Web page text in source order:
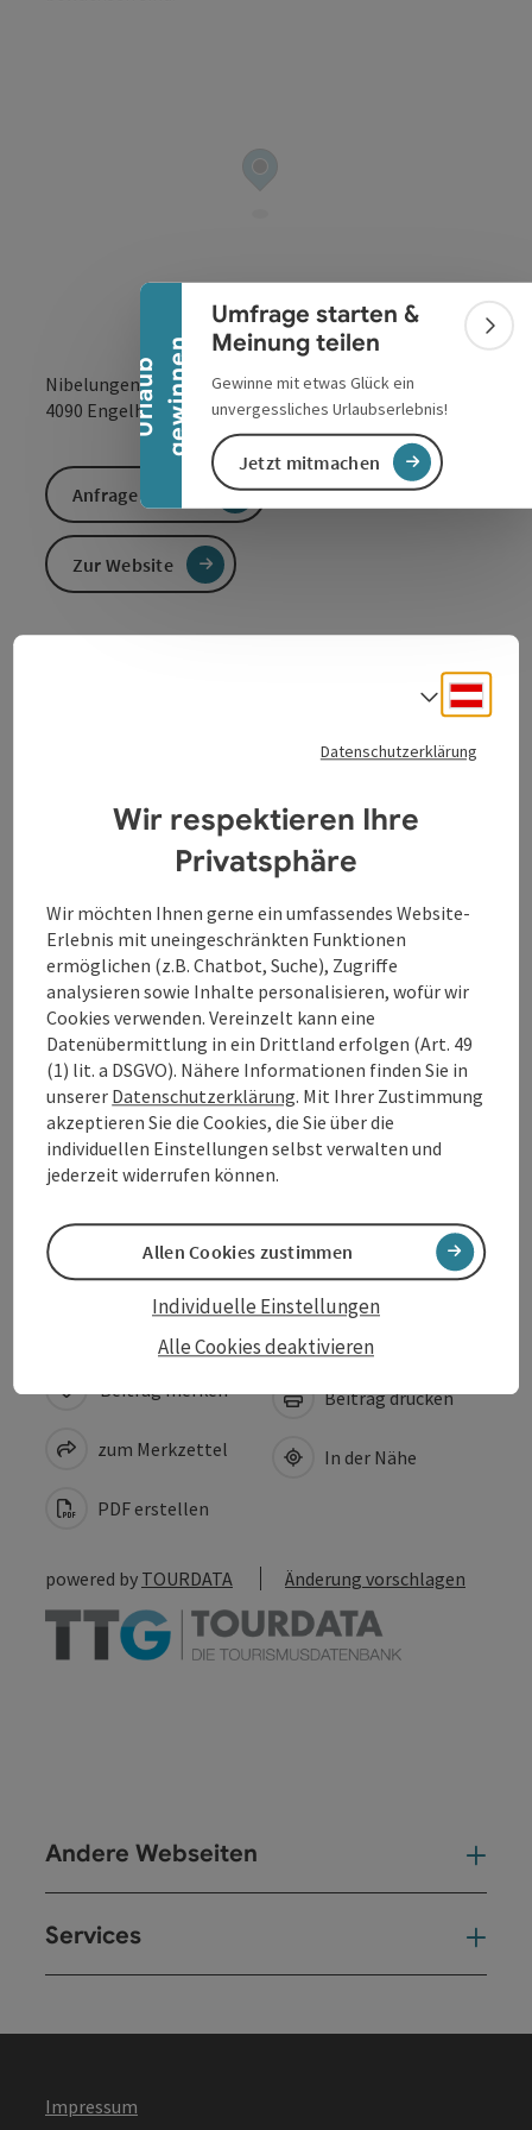
U
r
l
a
u
b
g
e
w
i
n
n
en
Banner einklappen
Umfrage starten &
Meinung teilen
Gewinne mit etwas Glück ein
unvergessliches Urlaubserlebnis!
Jetzt mitmachen
Nibelungenstraße
4090 Engelhartszell in Google
Fahrkarten für die Donauschifffahrt Wurm & Noé:
Passau · Tel. +49 (0) 851 929292 · Fax +49 (0) 851 35518
783607 · Fax +43 (0) 732 78360720
Kontakt
Öffnungszeiten
Anreise/Lage
Eignung
Barrierefreiheit
Anfrage senden
Zur Website
Beitrag merken
zum Merkzettel
PDF erstellen
Beitrag drucken
In der Nähe
powered by TOURDATA Änderung vorschlagen
Andere Webseiten
Services
Impressum
Datenschutzerklärung
Wir respektieren Ihre
Privatsphäre
Wir möchten Ihnen gerne ein umfassendes Website-
Erlebnis mit uneingeschränkten Funktionen
ermöglichen (z.B. Chatbot, Suche), Zugriffe
analysieren sowie Inhalte personalisieren, wofür wir
Cookies verwenden. Vereinzelt kann eine
Datenübermittlung in ein Drittland erfolgen (Art. 49
(1) lit. a DSGVO). Nähere Informationen finden Sie in
unserer Datenschutzerklärung. Mit Ihrer Zustimmung
akzeptieren Sie die Cookies, die Sie über die
individuellen Einstellungen selbst verwalten und
jederzeit widerrufen können.
Alle Cookies deaktivieren
Individuelle Einstellungen
Allen Cookies zustimmen